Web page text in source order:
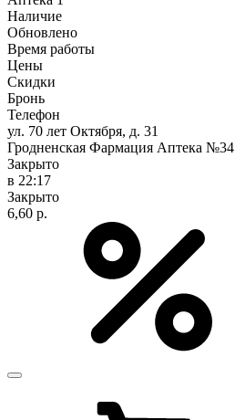
Наличие
Обновлено
Время работы
Цены
Скидки
Бронь
Телефон
ул. 70 лет Октября, д. 31
Гродненская Фармация Аптека №34
Закрыто
в 22:17
Закрыто
6,60 р.